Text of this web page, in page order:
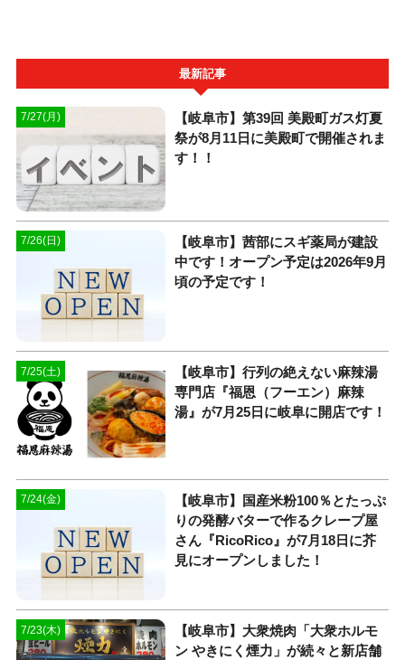
最新記事
7/27(月)
【岐阜市】第39回 美殿町ガス灯夏
祭が8月11日に美殿町で開催されま
す！！
7/26(日)
【岐阜市】茜部にスギ薬局が建設
中です！オープン予定は2026年9月
頃の予定です！
7/25(土)
【岐阜市】行列の絶えない麻辣湯
専門店『福恩（フーエン）麻辣
湯』が7月25日に岐阜に開店です！
7/24(金)
【岐阜市】国産米粉100％とたっぷ
りの発酵バターで作るクレープ屋
さん『RicoRico』が7月18日に芥
見にオープンしました！
7/23(木)
【岐阜市】大衆焼肉「大衆ホルモ
ン やきにく煙力」が続々と新店舗